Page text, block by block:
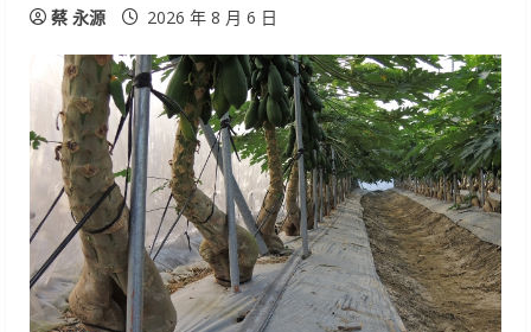
蔡 永源 2026 年 8 月 6 日